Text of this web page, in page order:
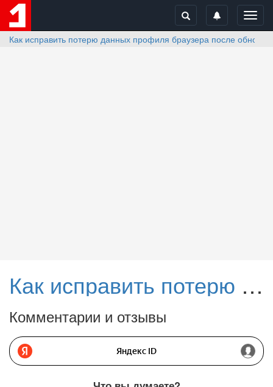
Как исправить потерю данных профиля браузера после
Как исправить потерю данных профиля браузера после обновления до Opera 102.0.4880.16
Комментарии и отзывы